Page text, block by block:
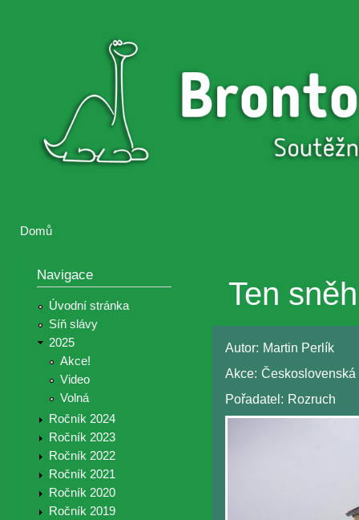
Brontosaurus
Brontosaurus
Domů
Navigace
Úvodní stránka
Síň slávy
2025
Akce!
Video
Volná
Ročník 2024
Ročník 2023
Ročník 2022
Ročník 2021
Ročník 2020
Ročník 2019
Ten
Autor: Martin Perlík
Akce:
Pořadatel: Rozruch